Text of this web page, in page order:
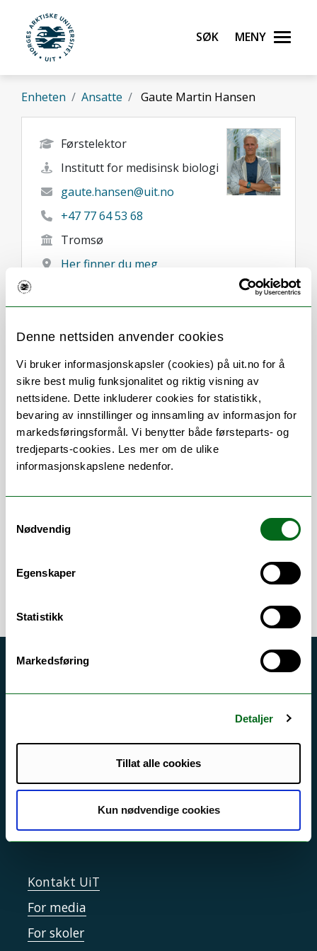
Denne nettsiden anvender cookies
Vi bruker informasjonskapsler (cookies) på uit.no for å
sikre best mulig funksjonalitet og riktig visning av
nettsidene. Dette inkluderer cookies for statistikk,
bevaring av innstillinger og innsamling av informasjon for
markedsføringsformål. Vi benytter både førsteparts- og
tredjeparts-cookies. Les mer om de ulike
informasjonskapslene nedenfor.
Nødvendig
Egenskaper
Statistikk
Markedsføring
Detaljer
Tillat alle cookies
Kun nødvendige cookies
Gå til hovedinnhold
UiT Norges arktiske universitet
Søk Meny
Enheten Ansatte Gaute Martin Hansen
Førstelektor
Institutt for medisinsk biologi
gaute.hansen@uit.no
+47 77 64 53 68
Tromsø
Her finner du meg
Om
Forskning og undervisning
CV
Publikasjoner
Her finner du meg
Stillingsbeskrivelse
Akutt hjelp
Si ifra!
Personvern ved UiT
Sikkerhet, beredskap og personvern
Kontakt UiT
For media
For skoler